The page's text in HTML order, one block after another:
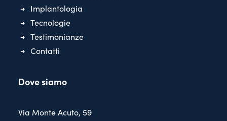
Implantologia
Tecnologie
Testimonianze
Contatti
Dove siamo
Via Monte Acuto, 59